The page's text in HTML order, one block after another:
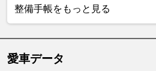
整備手帳をもっと見る
愛車データ